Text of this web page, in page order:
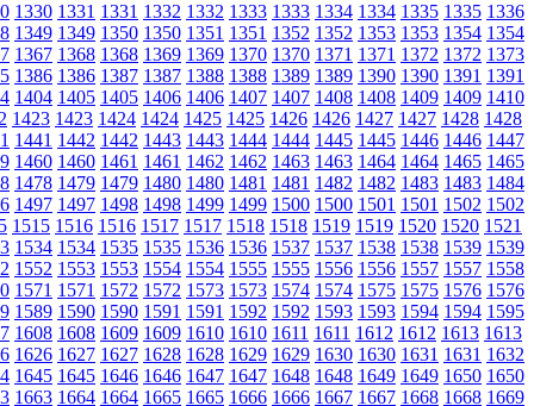
1330 1331 1331 1332 1332 1333 1333 1334 1334 1335 1335 1336
1349 1349 1350 1350 1351 1351 1352 1352 1353 1353 1354 1354
1367 1368 1368 1369 1369 1370 1370 1371 1371 1372 1372 1373
1386 1386 1387 1387 1388 1388 1389 1389 1390 1390 1391 1391
1404 1405 1405 1406 1406 1407 1407 1408 1408 1409 1409 1410
1423 1423 1424 1424 1425 1425 1426 1426 1427 1427 1428 1428
1441 1442 1442 1443 1443 1444 1444 1445 1445 1446 1446 1447
1460 1460 1461 1461 1462 1462 1463 1463 1464 1464 1465 1465
1478 1479 1479 1480 1480 1481 1481 1482 1482 1483 1483 1484
1497 1497 1498 1498 1499 1499 1500 1500 1501 1501 1502 1502
1515 1516 1516 1517 1517 1518 1518 1519 1519 1520 1520 1521
1534 1534 1535 1535 1536 1536 1537 1537 1538 1538 1539 1539
1552 1553 1553 1554 1554 1555 1555 1556 1556 1557 1557 1558
1571 1571 1572 1572 1573 1573 1574 1574 1575 1575 1576 1576
1589 1590 1590 1591 1591 1592 1592 1593 1593 1594 1594 1595
1608 1608 1609 1609 1610 1610 1611 1611 1612 1612 1613 1613
1626 1627 1627 1628 1628 1629 1629 1630 1630 1631 1631 1632
1645 1645 1646 1646 1647 1647 1648 1648 1649 1649 1650 1650
1663 1664 1664 1665 1665 1666 1666 1667 1667 1668 1668 1669